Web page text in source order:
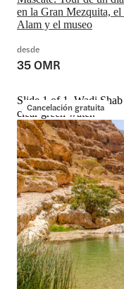
en la Gran Mezquita,
Alam y el museo
desde
35 OMR
Cancelación gratuita
Slide 1 of 1, Wadi
clear green water.